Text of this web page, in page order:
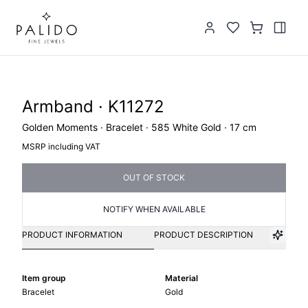
Armband · K11272
Golden Moments · Bracelet · 585 White Gold · 17 cm
MSRP including VAT
OUT OF STOCK
NOTIFY WHEN AVAILABLE
PRODUCT INFORMATION PRODUCT DESCRIPTION
Item group
Bracelet
Material
Gold